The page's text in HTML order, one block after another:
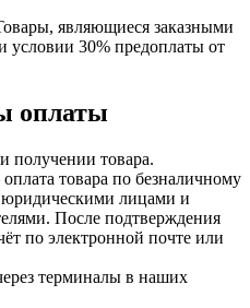
являющиеся заказными
условии 30% предоплаты от
оплаты
получении товара.
товара по безналичному
юридическими лицами и
После подтверждения
по электронной почте или
терминалы в наших